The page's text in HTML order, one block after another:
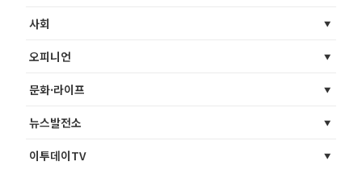
사회
오피니언
문화·라이프
뉴스발전소
이투데이TV